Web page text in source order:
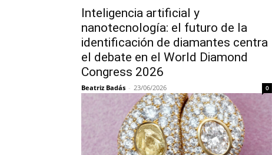
Inteligencia artificial y
nanotecnología: el futuro de la
identificación de diamantes centra
el debate en el World Diamond
Congress 2026
Beatriz Badás - 23/06/2026 0